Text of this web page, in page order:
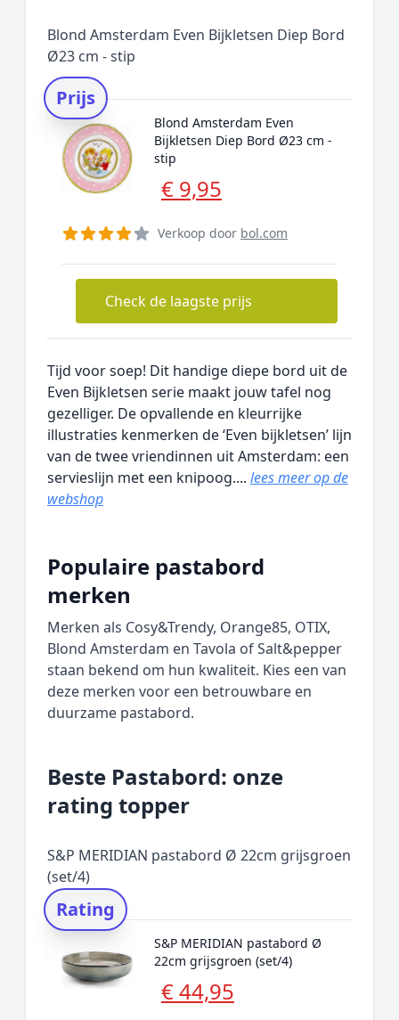
Blond Amsterdam Even Bijkletsen Diep Bord
Ø23 cm - stip
Prijs
Blond Amsterdam Even
Bijkletsen Diep Bord Ø23 cm -
stip
€ 9,95
Verkoop door bol.com
Check de laagste prijs
Tijd voor soep! Dit handige diepe bord uit de
Even Bijkletsen serie maakt jouw tafel nog
gezelliger. De opvallende en kleurrijke
illustraties kenmerken de ‘Even bijkletsen’ lijn
van de twee vriendinnen uit Amsterdam: een
servieslijn met een knipoog.... lees meer op de
webshop
Populaire pastabord
merken
Merken als Cosy&Trendy, Orange85, OTIX,
Blond Amsterdam en Tavola of Salt&pepper
staan bekend om hun kwaliteit. Kies een van
deze merken voor een betrouwbare en
duurzame pastabord.
Beste Pastabord: onze
rating topper
S&P MERIDIAN pastabord Ø 22cm grijsgroen
(set/4)
Rating
S&P MERIDIAN pastabord Ø
22cm grijsgroen (set/4)
€ 44,95